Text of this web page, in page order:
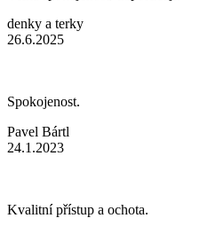
denky a terky
26.6.2025
Spokojenost.
Pavel Bártl
24.1.2023
Kvalitní přístup a ochota.